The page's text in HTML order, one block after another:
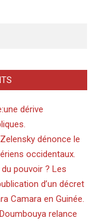
dérive
dénonce le
occidentaux.
pouvoir ? Les
d’un décret
Camara en Guinée.
relance